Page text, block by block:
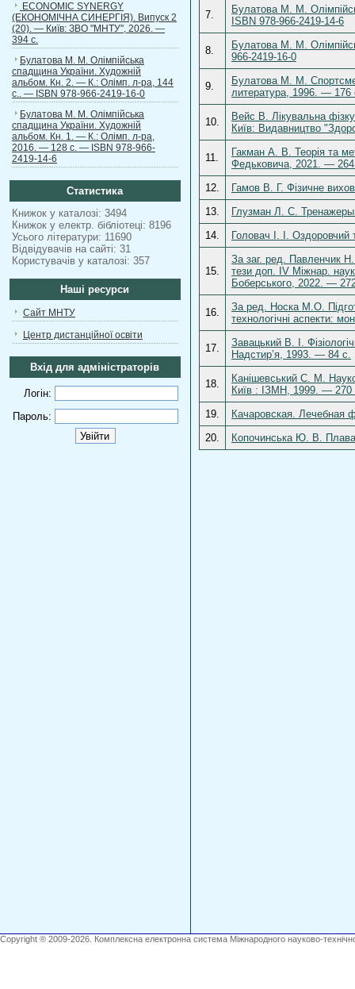
ECONOMIC SYNERGY
(ЕКОНОМІЧНА СИНЕРГІЯ). Випуск 2
(20). — Київ: ЗВО "МНТУ", 2026. —
394 с.
Булатова М. М. Олімпійська
спадщина України. Художній
альбом. Кн. 2. — К.: Олімп. л-ра, 144
с.. — ISBN 978-966-2419-16-0
Булатова М. М. Олімпійська
спадщина України. Художній
альбом. Кн. 1. — К.: Олімп. л-ра,
2016. — 128 с. — ISBN 978-966-
2419-14-6
Статистика
Книжок у каталозі: 3494
Книжок у електр. бібліотеці: 8196
Усього літератури: 11690
Відвідувачів на сайті: 31
Користувачів у каталозі: 357
Наші ресурси
Сайт МНТУ
Центр дистанційної освіти
Вхід для адміністраторів
Логін:
Пароль:
7.
Булатова М. М.
ISBN 978-966-2419-14-6
8.
Булатова М. М.
966-2419-16-0
9.
Булатова М. М.
литература, 1996. — 176
10.
Вейс В. Лікувальна
Київ: Видавництво
11.
Гакман А. В. Теорія та
Федьковича, 2021. —
12.
Гамов В. Г. Фізичне
13.
Глузман Л. С.
14.
Головач І. І.
15.
За заг. ред. Павленчик Н.
тези доп. IV Міжнар.
Боберського, 2022. —
16.
За ред. Носка М.О.
технологічні аспекти:
17.
Завацький В. І.
Надстир’я, 1993. — 84 с.
18.
Канішевський С. М.
Київ : ІЗМН, 1999. —
19.
Качаровская. Лечебная
20.
Копочинська Ю. В.
Copyright ® 2009-2026. Комплексна електронна система Міжнародного науково-